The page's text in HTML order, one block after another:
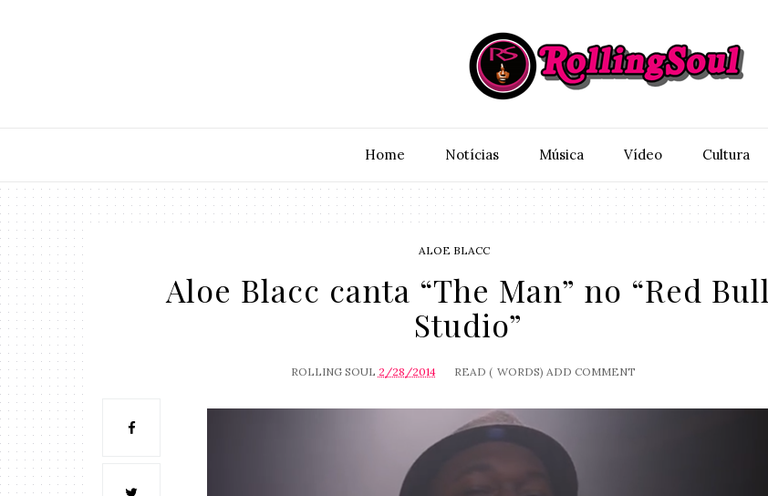
Home Notí­cias Música Vídeo Cultura
ALOE BLACC
Aloe Blacc canta “The Man” no “Red Bull
Studio”
ROLLING SOUL 2/28/2014 READ ( WORDS) ADD COMMENT